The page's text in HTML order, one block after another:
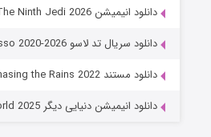
قسمت۱۴ (زیرنویس)
دانلود انیمیشن Star Wars: The Ninth Jedi 2026
دانلود سریال تد لاسو Ted Lasso 2020-2026
دانلود مستند Chasing the Rains 2022
دانلود انیمیشن دنیایی دیگر Another World 2025